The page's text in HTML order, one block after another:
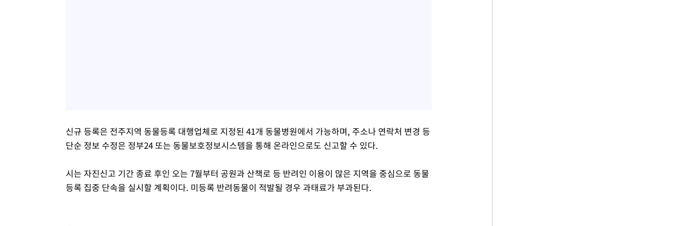
신규 등록은 전주지역 동물등록 대행업체로 지정된 41개 동물병원에서 가능하며, 주소나 연락처 변경 등
단순 정보 수정은 정부24 또는 동물보호정보시스템을 통해 온라인으로도 신고할 수 있다.
시는 자진신고 기간 종료 후인 오는 7월부터 공원과 산책로 등 반려인 이용이 많은 지역을 중심으로 동물
등록 집중 단속을 실시할 계획이다. 미등록 반려동물이 적발될 경우 과태료가 부과된다.